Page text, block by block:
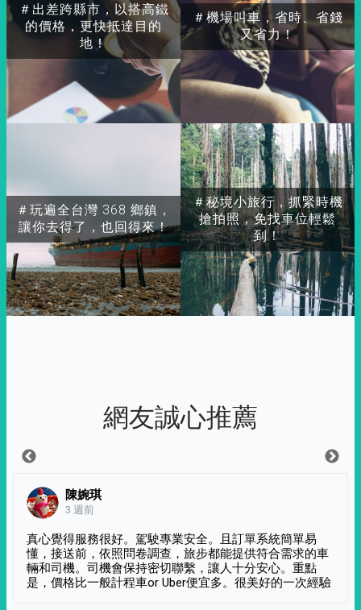
＃出差跨縣市，以搭高鐵
的價格，更快抵達目的
地！
＃玩遍全台灣 368 鄉鎮，
讓你去得了，也回得來！
＃秘境小旅行，抓緊時機
搶拍照，免找車位輕鬆
到！
＃機場叫車，省時、省錢
又省力！
網友誠心推薦
陳婉琪
3 週前
真心覺得服務很好。駕駛專業安全。且訂單系統簡單易
懂，接送前，依照問卷調查，旅步都能提供符合需求的車
輛和司機。司機會保持密切聯繫，讓人十分安心。重點
是，價格比一般計程車or Uber便宜多。很美好的一次經驗